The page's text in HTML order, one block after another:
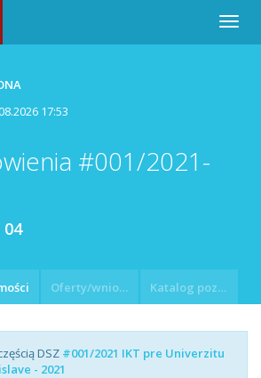
17:53
#001/2021-
Oferty/wnioski Katalog pozycji
DSZ #001/2021 IKT pre Univerzitu
- 2021